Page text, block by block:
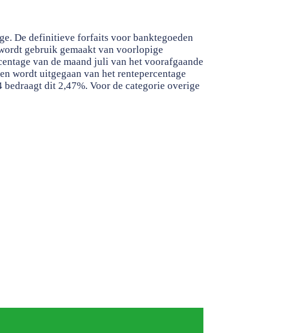
De definitieve forfaits voor banktegoeden
gebruik gemaakt van voorlopige
van de maand juli van het voorafgaande
wordt uitgegaan van het rentepercentage
dit 2,47%. Voor de categorie overige